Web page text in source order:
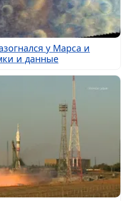
у Марса и
и данные